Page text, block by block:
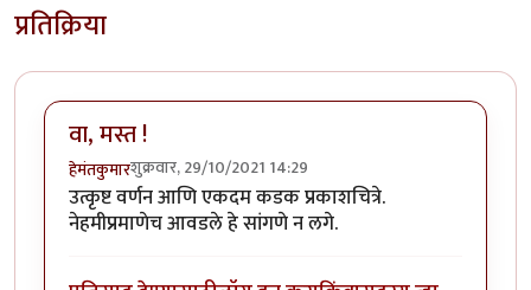
प्रतिक्रिया
वा, मस्त !
हेमंतकुमारशुक्रवार, 29/10/2021 14:29
उत्कृष्ट वर्णन आणि एकदम कडक प्रकाशचित्रे.
नेहमीप्रमाणेच आवडले हे सांगणे न लगे.